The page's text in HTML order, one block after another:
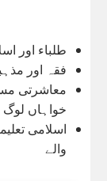
طلباء اور
فقہ اور
معاشرتی
خواہاں لوگ
اسلامی
والے